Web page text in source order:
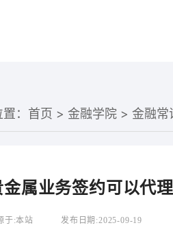
： 首页 >金融学院 >金融常
金属业务签约可以代理
于:本站 发布日期:2025-09-19